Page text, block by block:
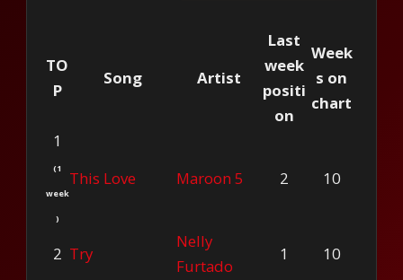
TO
P
Song Artist
Last
week
positi
on
Week
s on
chart
1
(1
week
)
This Love Maroon 5 2 10
2 Try
Nelly
Furtado
1 10